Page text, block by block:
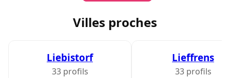
Villes proches
Liebistorf
33 profils
Lieffrens
33 profils